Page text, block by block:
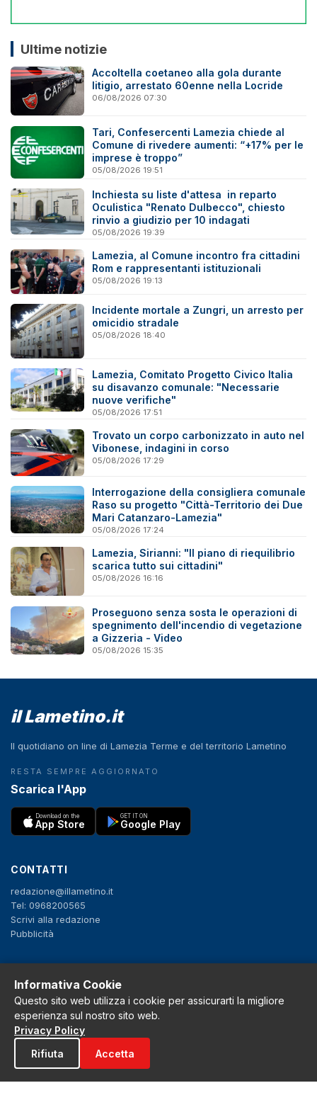
Ultime notizie
Accoltella coetaneo alla gola durante
litigio, arrestato 60enne nella Locride
06/08/2026 07:30
Tari, Confesercenti Lamezia chiede al
Comune di rivedere aumenti: “+17% per le
imprese è troppo”
05/08/2026 19:51
Inchiesta su liste d'attesa in reparto
Oculistica "Renato Dulbecco", chiesto
rinvio a giudizio per 10 indagati
05/08/2026 19:39
Lamezia, al Comune incontro fra cittadini
Rom e rappresentanti istituzionali
05/08/2026 19:13
Incidente mortale a Zungri, un arresto per
omicidio stradale
05/08/2026 18:40
Lamezia, Comitato Progetto Civico Italia
su disavanzo comunale: "Necessarie
nuove verifiche"
05/08/2026 17:51
Trovato un corpo carbonizzato in auto nel
Vibonese, indagini in corso
05/08/2026 17:29
Interrogazione della consigliera comunale
Raso su progetto "Città-Territorio dei Due
Mari Catanzaro-Lamezia"
05/08/2026 17:24
Lamezia, Sirianni: "Il piano di riequilibrio
scarica tutto sui cittadini"
05/08/2026 16:16
Proseguono senza sosta le operazioni di
spegnimento dell'incendio di vegetazione
a Gizzeria - Video
05/08/2026 15:35
il Lametino.it
Il quotidiano on line di Lamezia Terme e del territorio Lametino
RESTA SEMPRE AGGIORNATO
Scarica l'App
Download on the
App Store
GET IT ON
Google Play
CONTATTI
redazione@illametino.it
Tel: 0968200565
Scrivi alla redazione
Pubblicità
f X IG YT
Privacy Policy
Note legali
Informativa Cookie
Questo sito web utilizza i cookie per assicurarti la migliore
esperienza sul nostro sito web.
Privacy Policy
Rifiuta
Accetta